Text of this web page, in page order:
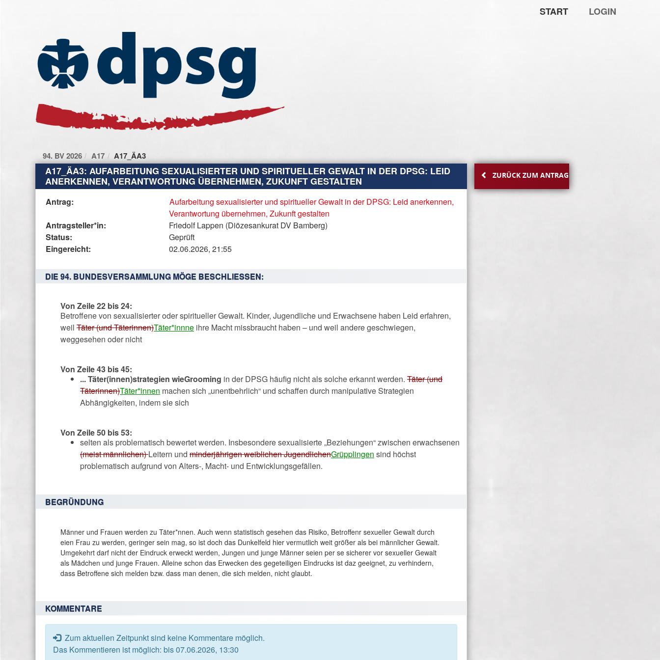
START LOGIN
Startseite
94. BV 2026 A17 A17_ÄA3
A17_ÄA3: AUFARBEITUNG SEXUALISIERTER UND SPIRITUELLER GEWALT IN DER DPSG: LEID
ANERKENNEN, VERANTWORTUNG ÜBERNEHMEN, ZUKUNFT GESTALTEN
Diese
beschreibt
den
Status,
Antragstellerin
und
Rahmendaten
Änderungsantrag
Antrag:
Aufarbeitung sexualisierter und spiritueller Gewalt in der DPSG: Leid anerkennen,
Verantwortung übernehmen, Zukunft gestalten
Antragsteller*in:
Friedolf Lappen (Diözesankurat DV Bamberg)
Status:
Geprüft
Eingereicht:
02.06.2026, 21:55
DIE 94. BUNDESVERSAMMLUNG MÖGE BESCHLIESSEN:
Von Zeile 22 bis 24:
Betroffene von sexualisierter oder spiritueller Gewalt. Kinder, Jugendliche und Erwachsene haben Leid erfahren,
weil Täter (und Täterinnen)Täter*innne ihre Macht missbraucht haben – und weil andere geschwiegen,
weggesehen oder nicht
Von Zeile 43 bis 45:
... Täter(innen)strategien wieGrooming in der DPSG häufig nicht als solche erkannt werden. Täter (und
Täterinnen)Täter*innen machen sich „unentbehrlich“ und schaffen durch manipulative Strategien
Abhängigkeiten, indem sie sich
Von Zeile 50 bis 53:
selten als problematisch bewertet werden. Insbesondere sexualisierte „Beziehungen“ zwischen erwachsenen
(meist männlichen)Leitern und minderjährigen weiblichen JugendlichenGrüpplingen sind höchst
problematisch aufgrund von Alters-, Macht‑ und Entwicklungsgefällen.
BEGRÜNDUNG
Männer und Frauen werden zu Täter*nnen. Auch wenn statistisch gesehen das Risiko, Betroffenr sexueller Gewalt durch
eien Frau zu werden, geringer sein mag, so ist doch das Dunkelfeld hier vermutlich weit größer als bei männlicher Gewalt.
Umgekehrt darf nicht der Eindruck erweckt werden, Jungen und junge Männer seien per se sicherer vor sexueller Gewalt
als Mädchen und junge Frauen. Alleine schon das Erwecken des gegeteiligen Eindrucks ist daz geeignet, zu verhindern,
dass Betroffene sich melden bzw. dass man denen, die sich melden, nicht glaubt.
KOMMENTARE
Zum aktuellen Zeitpunkt sind keine Kommentare möglich.
Das Kommentieren ist möglich: bis 07.06.2026, 13:30
ZURÜCK ZUM ANTRAG